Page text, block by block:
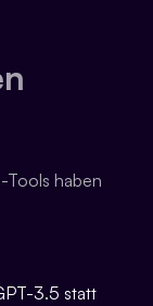
Tools haben
3.5 statt